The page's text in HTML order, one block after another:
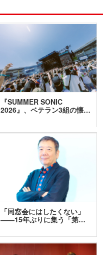
『SUMMER SONIC
2026』、ベテラン3組の懐…
「同窓会にはしたくない」
――15年ぶりに集う「第…